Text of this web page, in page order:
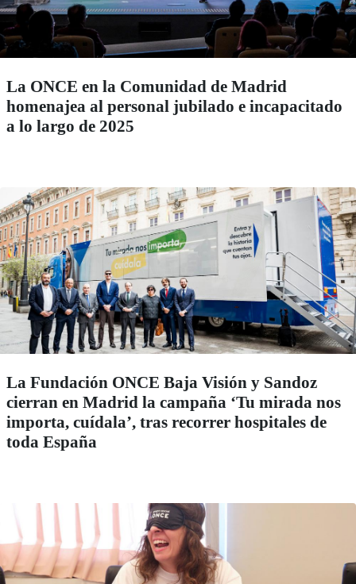
La ONCE en la Comunidad de Madrid
homenajea al personal jubilado e incapacitado
a lo largo de 2025
La Fundación ONCE Baja Visión y Sandoz
cierran en Madrid la campaña ‘Tu mirada nos
importa, cuídala’, tras recorrer hospitales de
toda España